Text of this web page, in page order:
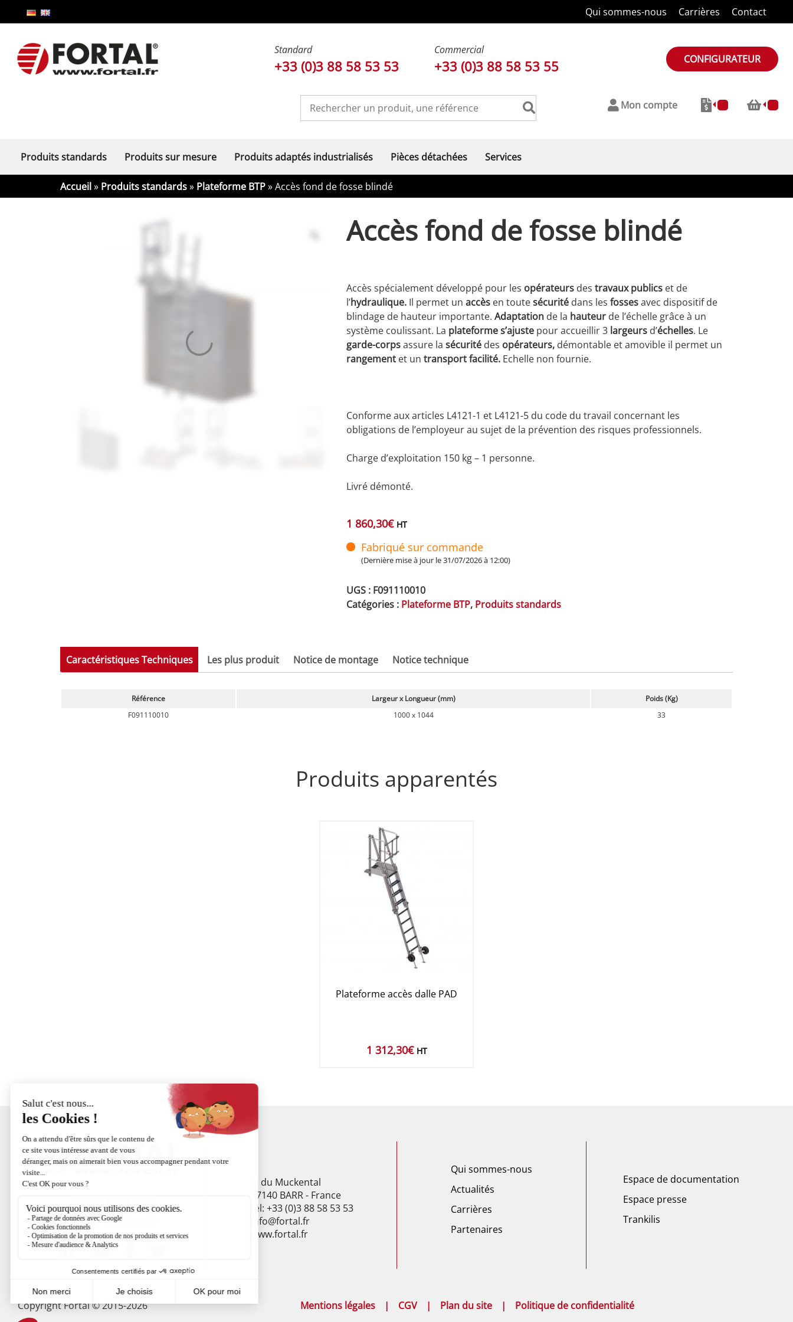
Qui sommes-nous Carrières Contact
Standard
+33 (0)3 88 58 53 53
Commercial
+33 (0)3 88 58 53 55 CONFIGURATEUR
Mon compte
Produits standards Produits sur mesure Produits adaptés industrialisés Pièces détachées Services
Accueil» Produits standards» Plateforme BTP» Accès fond de fosse blindé
Accès fond de fosse blindé
Accès spécialement développé pour les opérateurs des travaux publics et de
l’hydraulique. Il permet un accès en toutesécurité dans les fossesavec dispositif de
blindage de hauteur importante. Adaptation de la hauteur de l’échelle grâce à un
système coulissant. La plateforme s’ajuste pour accueillir 3 largeurs d’échelles. Le
garde-corpsassure la sécurité des opérateurs, démontable et amovible il permet un
rangement et un transport facilité. Echelle non fournie.
Conforme aux articles L4121-1 et L4121-5 du code du travail concernant les
obligations de l’employeur au sujet de la prévention des risques professionnels.
Charge d’exploitation 150 kg – 1 personne.
Livré démonté.
1 860,30€ HT
Fabriqué sur commande
(Dernière mise à jour le 31/07/2026 à 12:00)
UGS : F091110010
Catégories : Plateforme BTP, Produits standards
Caractéristiques Techniques Les plus produit Notice de montage Notice technique
Référence Largeur x Longueur (mm)
Poids (Kg)
F091110010
1000 x 1044 33
Produits apparentés
Plateforme accès dalle PAD
1 312,30€ HT
commercial@fortal.fr
ZI du Muckental
67140 BARR - France
tel: +33 (0)3 88 58 53 53
info@fortal.fr
www.fortal.fr
Qui sommes-nous
Actualités
Carrières
Partenaires
Espace de documentation
Espace presse
Trankilis
Copyright Fortal © 2015-2026 Mentions légales CGV Plan du site Politique de confidentialité